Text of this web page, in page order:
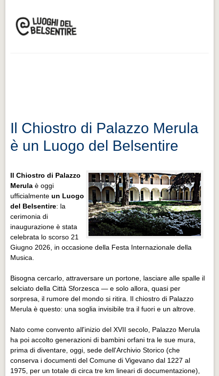
Il Chiostro di Palazzo Merula
è un Luogo del Belsentire
Il Chiostro di Palazzo
Merula è oggi
ufficialmenteun Luogo
del Belsentire: la
cerimonia di
inaugurazione è stata
celebrata lo scorso 21
Giugno 2026, in occasione della Festa Internazionale della
Musica.
Bisogna cercarlo, attraversare un portone, lasciare alle spalle il
selciato della Città Sforzesca — e solo allora, quasi per
sorpresa, il rumore del mondo si ritira. Il chiostro di Palazzo
Merula è questo: una soglia invisibile tra il fuori e un altrove.
Nato come convento all'inizio del XVII secolo, Palazzo Merula
ha poi accolto generazioni di bambini orfani tra le sue mura,
prima di diventare, oggi, sede dell'Archivio Storico (che
conserva i documenti del Comune di Vigevano dal 1227 al
1975, per un totale di circa tre km lineari di documentazione),